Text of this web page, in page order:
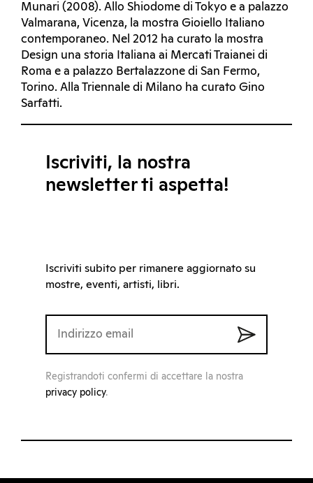
Munari (2008). Allo Shiodome di Tokyo e a palazzo
Valmarana, Vicenza, la mostra Gioiello Italiano
contemporaneo. Nel 2012 ha curato la mostra
Design una storia Italiana ai Mercati Traianei di
Roma e a palazzo Bertalazzone di San Fermo,
Torino. Alla Triennale di Milano ha curato Gino
Sarfatti.
Iscriviti, la nostra
newsletter ti aspetta!
Iscriviti subito per rimanere aggiornato su
mostre, eventi, artisti, libri.
Registrandoti confermi di accettare la nostra
privacy policy.